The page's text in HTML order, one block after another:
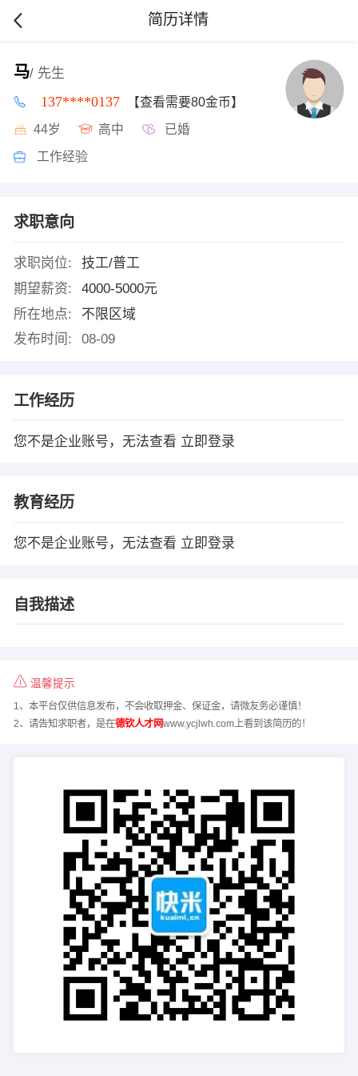
简历详情
马/ 先生
137****0137 【查看需要80金币】
44岁 高中 已婚
工作经验
求职意向
求职岗位:
技工/普工
期望薪资:
4000-5000元
所在地点:
不限区域
发布时间:
08-09
工作经历
您不是企业账号，无法查看 立即登录
教育经历
您不是企业账号，无法查看 立即登录
自我描述
温馨提示
1、本平台仅供信息发布，不会收取押金、保证金，请微友务必谨慎！
2、请告知求职者，是在德钦人才网www.ycjlwh.com上看到该简历的！